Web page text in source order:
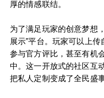
厚的情感联结。
为了满足玩家的创意梦想
展示”平台。玩家可以上传
参与官方评比，甚至有机
中。这一开放式的社区互
把私人定制变成了全民盛事